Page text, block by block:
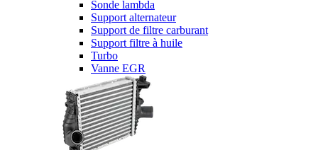
Sonde lambda
Support alternateur
Support de filtre carburant
Support filtre à huile
Turbo
Vanne EGR